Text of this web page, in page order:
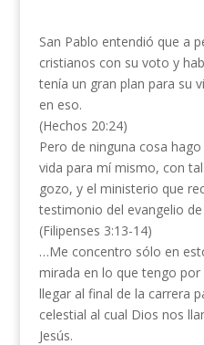
San Pablo entendió que a
cristianos con su voto y
tenía un gran plan para su
en eso.
(Hechos 20:24)
Pero de ninguna cosa
vida para mí mismo, con
gozo, y el ministerio que
testimonio del evangelio
(Filipenses 3:13-14)
…Me concentro sólo en
mirada en lo que tengo
llegar al final de la carrera
celestial al cual Dios nos
Jesús.